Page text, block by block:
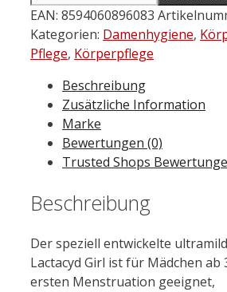
Girl
sanftes
Reinigungsgel
intime
Hygiene
200
EAN: 8594060896083
Kategorien: Damenhygiene,
Pflege, Körperpflege
Beschreibung
Zusätzliche Information
Marke
Bewertungen (0)
Trusted Shops
Beschreibung
Der speziell entwickelte
Lactacyd Girl ist für Mädchen ab
ersten Menstruation geeignet,